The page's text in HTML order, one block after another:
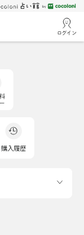
ログイン